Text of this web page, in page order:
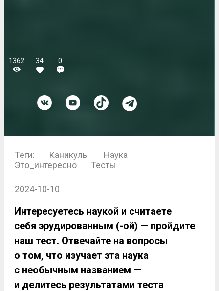
1362 34 0
Теги: Каникулы
Наука
Это_интересно
Тесты
2024-10-10
Интересуетесь наукой и считаете
себя эрудированным (-ой) — пройдите
наш тест. Отвечайте на вопросы
о том, что изучает эта наука
с необычным названием —
и делитесь результатами теста